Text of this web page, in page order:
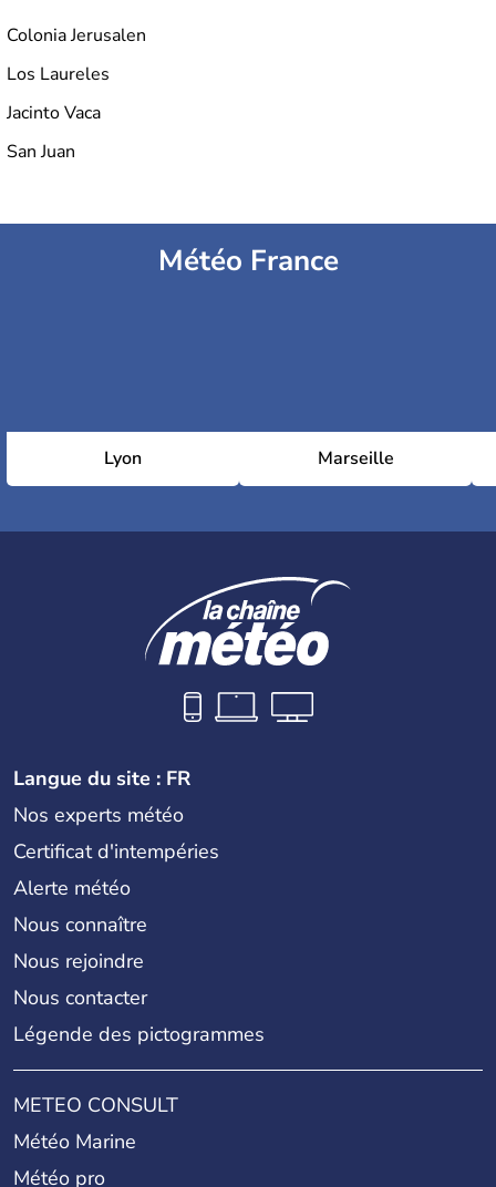
Colonia Jerusalen
Los Laureles
Jacinto Vaca
San Juan
Météo France
Lyon Marseille
Langue du site : FR
Nos experts météo
Certificat d'intempéries
Alerte météo
Nous connaître
Nous rejoindre
Nous contacter
Légende des pictogrammes
METEO CONSULT
Météo Marine
Météo pro